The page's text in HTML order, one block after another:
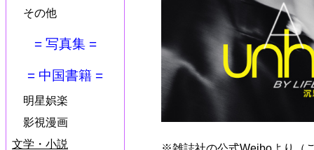
その他
= 写真集 =
= 中国書籍 =
明星娯楽
影視漫画
文学・小説